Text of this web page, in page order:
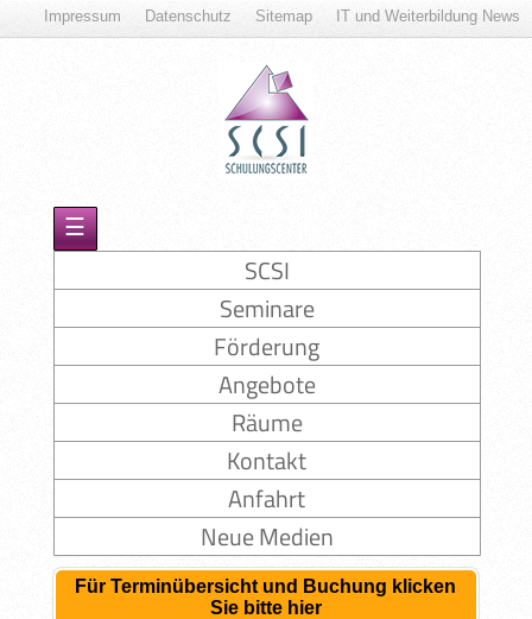
IT und Weiterbildung News
Sitemap
Datenschutz
Impressum
☰
SCSI
Seminare
Förderung
Angebote
Räume
Kontakt
Anfahrt
Neue Medien
Für Terminübersicht und Buchung klicken
Sie bitte hier